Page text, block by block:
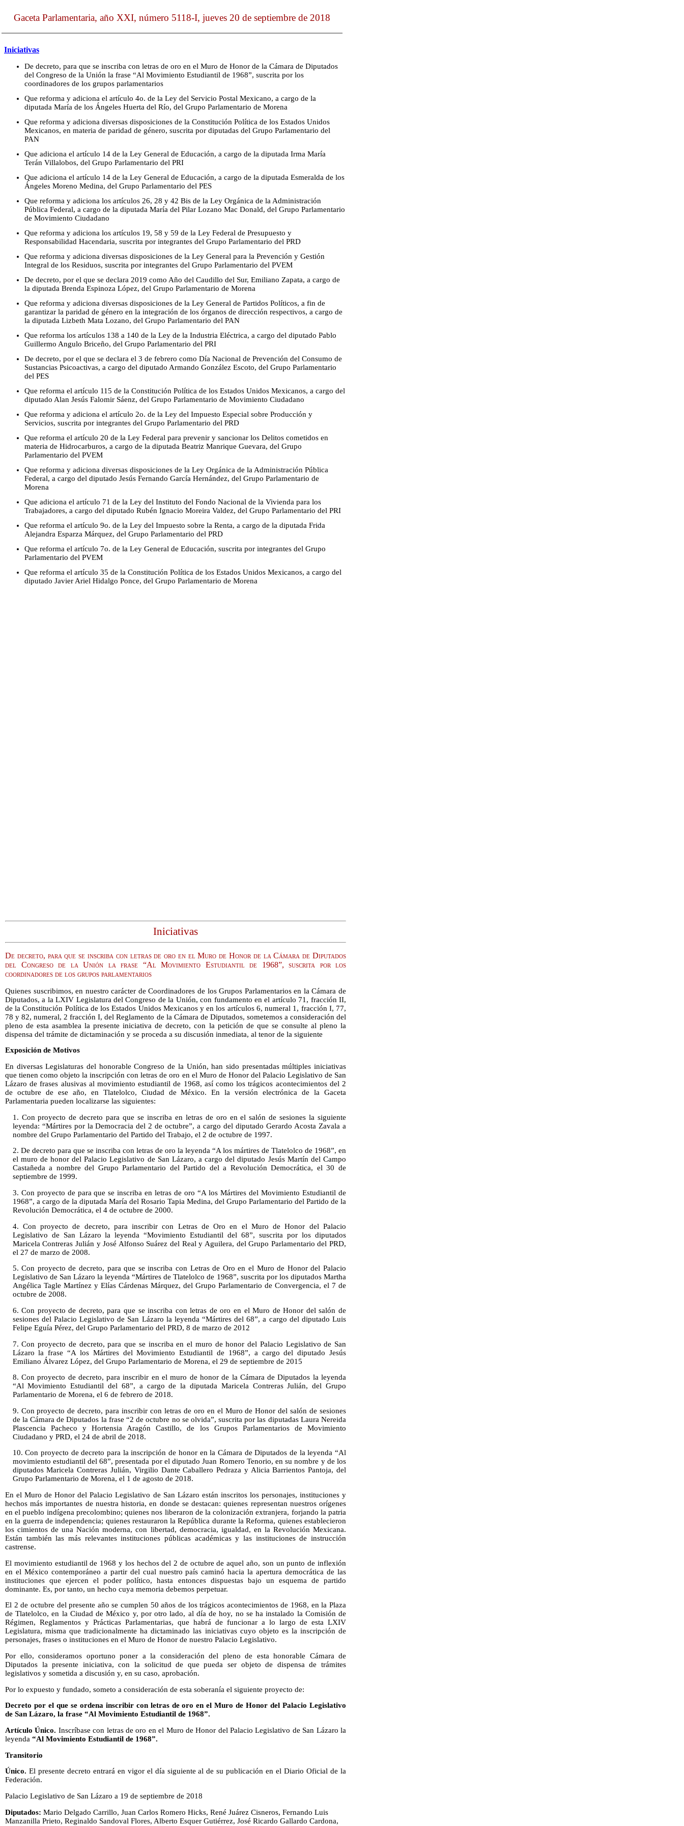
Gaceta Parlamentaria, año XXI, número 5118-I, jueves 20 de septiembre de 2018
Iniciativas
De decreto, para que se inscriba con letras de oro en el Muro de Honor de la Cámara de Diputados
del Congreso de la Unión la frase “Al Movimiento Estudiantil de 1968”, suscrita por los
coordinadores de los grupos parlamentarios
Que reforma y adiciona el artículo 4o. de la Ley del Servicio Postal Mexicano, a cargo de la
diputada María de los Ángeles Huerta del Río, del Grupo Parlamentario de Morena
Que reforma y adiciona diversas disposiciones de la Constitución Política de los Estados Unidos
Mexicanos, en materia de paridad de género, suscrita por diputadas del Grupo Parlamentario del
PAN
Que adiciona el artículo 14 de la Ley General de Educación, a cargo de la diputada Irma María
Terán Villalobos, del Grupo Parlamentario del PRI
Que adiciona el artículo 14 de la Ley General de Educación, a cargo de la diputada Esmeralda de los
Ángeles Moreno Medina, del Grupo Parlamentario del PES
Que reforma y adiciona los artículos 26, 28 y 42 Bis de la Ley Orgánica de la Administración
Pública Federal, a cargo de la diputada María del Pilar Lozano Mac Donald, del Grupo Parlamentario
de Movimiento Ciudadano
Que reforma y adiciona los artículos 19, 58 y 59 de la Ley Federal de Presupuesto y
Responsabilidad Hacendaria, suscrita por integrantes del Grupo Parlamentario del PRD
Que reforma y adiciona diversas disposiciones de la Ley General para la Prevención y Gestión
Integral de los Residuos, suscrita por integrantes del Grupo Parlamentario del PVEM
De decreto, por el que se declara 2019 como Año del Caudillo del Sur, Emiliano Zapata, a cargo de
la diputada Brenda Espinoza López, del Grupo Parlamentario de Morena
Que reforma y adiciona diversas disposiciones de la Ley General de Partidos Políticos, a fin de
garantizar la paridad de género en la integración de los órganos de dirección respectivos, a cargo de
la diputada Lizbeth Mata Lozano, del Grupo Parlamentario del PAN
Que reforma los artículos 138 a 140 de la Ley de la Industria Eléctrica, a cargo del diputado Pablo
Guillermo Angulo Briceño, del Grupo Parlamentario del PRI
De decreto, por el que se declara el 3 de febrero como Día Nacional de Prevención del Consumo de
Sustancias Psicoactivas, a cargo del diputado Armando González Escoto, del Grupo Parlamentario
del PES
Que reforma el artículo 115 de la Constitución Política de los Estados Unidos Mexicanos, a cargo del
diputado Alan Jesús Falomir Sáenz, del Grupo Parlamentario de Movimiento Ciudadano
Que reforma y adiciona el artículo 2o. de la Ley del Impuesto Especial sobre Producción y
Servicios, suscrita por integrantes del Grupo Parlamentario del PRD
Que reforma el artículo 20 de la Ley Federal para prevenir y sancionar los Delitos cometidos en
materia de Hidrocarburos, a cargo de la diputada Beatriz Manrique Guevara, del Grupo
Parlamentario del PVEM
Que reforma y adiciona diversas disposiciones de la Ley Orgánica de la Administración Pública
Federal, a cargo del diputado Jesús Fernando García Hernández, del Grupo Parlamentario de
Morena
Que adiciona el artículo 71 de la Ley del Instituto del Fondo Nacional de la Vivienda para los
Trabajadores, a cargo del diputado Rubén Ignacio Moreira Valdez, del Grupo Parlamentario del PRI
Que reforma el artículo 9o. de la Ley del Impuesto sobre la Renta, a cargo de la diputada Frida
Alejandra Esparza Márquez, del Grupo Parlamentario del PRD
Que reforma el artículo 7o. de la Ley General de Educación, suscrita por integrantes del Grupo
Parlamentario del PVEM
Que reforma el artículo 35 de la Constitución Política de los Estados Unidos Mexicanos, a cargo del
diputado Javier Ariel Hidalgo Ponce, del Grupo Parlamentario de Morena
Iniciativas
De decreto, para que se inscriba con letras de oro en el Muro de Honor de la Cámara de Diputados
del Congreso de la Unión la frase “Al Movimiento Estudiantil de 1968”, suscrita por los
coordinadores de los grupos parlamentarios
Quienes suscribimos, en nuestro carácter de Coordinadores de los Grupos Parlamentarios en la Cámara de
Diputados, a la LXIV Legislatura del Congreso de la Unión, con fundamento en el artículo 71, fracción II,
de la Constitución Política de los Estados Unidos Mexicanos y en los artículos 6, numeral 1, fracción I, 77,
78 y 82, numeral, 2 fracción I, del Reglamento de la Cámara de Diputados, sometemos a consideración del
pleno de esta asamblea la presente iniciativa de decreto, con la petición de que se consulte al pleno la
dispensa del trámite de dictaminación y se proceda a su discusión inmediata, al tenor de la siguiente
Exposición de Motivos
En diversas Legislaturas del honorable Congreso de la Unión, han sido presentadas múltiples iniciativas
que tienen como objeto la inscripción con letras de oro en el Muro de Honor del Palacio Legislativo de San
Lázaro de frases alusivas al movimiento estudiantil de 1968, así como los trágicos acontecimientos del 2
de octubre de ese año, en Tlatelolco, Ciudad de México. En la versión electrónica de la Gaceta
Parlamentaria pueden localizarse las siguientes:
1. Con proyecto de decreto para que se inscriba en letras de oro en el salón de sesiones la siguiente
leyenda: “Mártires por la Democracia del 2 de octubre”, a cargo del diputado Gerardo Acosta Zavala a
nombre del Grupo Parlamentario del Partido del Trabajo, el 2 de octubre de 1997.
2. De decreto para que se inscriba con letras de oro la leyenda “A los mártires de Tlatelolco de 1968”, en
el muro de honor del Palacio Legislativo de San Lázaro, a cargo del diputado Jesús Martín del Campo
Castañeda a nombre del Grupo Parlamentario del Partido del a Revolución Democrática, el 30 de
septiembre de 1999.
3. Con proyecto de para que se inscriba en letras de oro “A los Mártires del Movimiento Estudiantil de
1968”, a cargo de la diputada María del Rosario Tapia Medina, del Grupo Parlamentario del Partido de la
Revolución Democrática, el 4 de octubre de 2000.
4. Con proyecto de decreto, para inscribir con Letras de Oro en el Muro de Honor del Palacio
Legislativo de San Lázaro la leyenda “Movimiento Estudiantil del 68”, suscrita por los diputados
Maricela Contreras Julián y José Alfonso Suárez del Real y Aguilera, del Grupo Parlamentario del PRD,
el 27 de marzo de 2008.
5. Con proyecto de decreto, para que se inscriba con Letras de Oro en el Muro de Honor del Palacio
Legislativo de San Lázaro la leyenda “Mártires de Tlatelolco de 1968”, suscrita por los diputados Martha
Angélica Tagle Martínez y Elías Cárdenas Márquez, del Grupo Parlamentario de Convergencia, el 7 de
octubre de 2008.
6. Con proyecto de decreto, para que se inscriba con letras de oro en el Muro de Honor del salón de
sesiones del Palacio Legislativo de San Lázaro la leyenda “Mártires del 68”, a cargo del diputado Luis
Felipe Eguía Pérez, del Grupo Parlamentario del PRD, 8 de marzo de 2012
7. Con proyecto de decreto, para que se inscriba en el muro de honor del Palacio Legislativo de San
Lázaro la frase “A los Mártires del Movimiento Estudiantil de 1968”, a cargo del diputado Jesús
Emiliano Álvarez López, del Grupo Parlamentario de Morena, el 29 de septiembre de 2015
8. Con proyecto de decreto, para inscribir en el muro de honor de la Cámara de Diputados la leyenda
“Al Movimiento Estudiantil del 68”, a cargo de la diputada Maricela Contreras Julián, del Grupo
Parlamentario de Morena, el 6 de febrero de 2018.
9. Con proyecto de decreto, para inscribir con letras de oro en el Muro de Honor del salón de sesiones
de la Cámara de Diputados la frase “2 de octubre no se olvida”, suscrita por las diputadas Laura Nereida
Plascencia Pacheco y Hortensia Aragón Castillo, de los Grupos Parlamentarios de Movimiento
Ciudadano y PRD, el 24 de abril de 2018.
10. Con proyecto de decreto para la inscripción de honor en la Cámara de Diputados de la leyenda “Al
movimiento estudiantil del 68”, presentada por el diputado Juan Romero Tenorio, en su nombre y de los
diputados Maricela Contreras Julián, Virgilio Dante Caballero Pedraza y Alicia Barrientos Pantoja, del
Grupo Parlamentario de Morena, el 1 de agosto de 2018.
En el Muro de Honor del Palacio Legislativo de San Lázaro están inscritos los personajes, instituciones y
hechos más importantes de nuestra historia, en donde se destacan: quienes representan nuestros orígenes
en el pueblo indígena precolombino; quienes nos liberaron de la colonización extranjera, forjando la patria
en la guerra de independencia; quienes restauraron la República durante la Reforma, quienes establecieron
los cimientos de una Nación moderna, con libertad, democracia, igualdad, en la Revolución Mexicana.
Están también las más relevantes instituciones públicas académicas y las instituciones de instrucción
castrense.
El movimiento estudiantil de 1968 y los hechos del 2 de octubre de aquel año, son un punto de inflexión
en el México contemporáneo a partir del cual nuestro país caminó hacia la apertura democrática de las
instituciones que ejercen el poder político, hasta entonces dispuestas bajo un esquema de partido
dominante. Es, por tanto, un hecho cuya memoria debemos perpetuar.
El 2 de octubre del presente año se cumplen 50 años de los trágicos acontecimientos de 1968, en la Plaza
de Tlatelolco, en la Ciudad de México y, por otro lado, al día de hoy, no se ha instalado la Comisión de
Régimen, Reglamentos y Prácticas Parlamentarias, que habrá de funcionar a lo largo de esta LXIV
Legislatura, misma que tradicionalmente ha dictaminado las iniciativas cuyo objeto es la inscripción de
personajes, frases o instituciones en el Muro de Honor de nuestro Palacio Legislativo.
Por ello, consideramos oportuno poner a la consideración del pleno de esta honorable Cámara de
Diputados la presente iniciativa, con la solicitud de que pueda ser objeto de dispensa de trámites
legislativos y sometida a discusión y, en su caso, aprobación.
Por lo expuesto y fundado, someto a consideración de esta soberanía el siguiente proyecto de:
Decreto por el que se ordena inscribir con letras de oro en el Muro de Honor del Palacio Legislativo
de San Lázaro, la frase “Al Movimiento Estudiantil de 1968”.
Artículo Único. Inscríbase con letras de oro en el Muro de Honor del Palacio Legislativo de San Lázaro la
leyenda “Al Movimiento Estudiantil de 1968”.
Transitorio
Único. El presente decreto entrará en vigor el día siguiente al de su publicación en el Diario Oficial de la
Federación.
Palacio Legislativo de San Lázaro a 19 de septiembre de 2018
Diputados: Mario Delgado Carrillo, Juan Carlos Romero Hicks, René Juárez Cisneros, Fernando Luis
Manzanilla Prieto, Reginaldo Sandoval Flores, Alberto Esquer Gutiérrez, José Ricardo Gallardo Cardona,